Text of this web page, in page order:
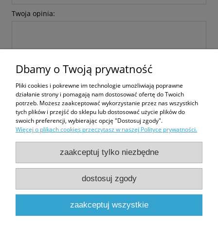
Twoja opinia:
wyślij
Zakupy
Pomoc
Moje konto
Informacje
Dbamy o Twoją prywatność
Pliki cookies i pokrewne im technologie umożliwiają poprawne
działanie strony i pomagają nam dostosować ofertę do Twoich
potrzeb. Możesz zaakceptować wykorzystanie przez nas wszystkich
tych plików i przejść do sklepu lub dostosować użycie plików do
swoich preferencji, wybierając opcję "Dostosuj zgody".
Więcej o plikach cookies przeczytasz w naszej Polityce prywatności.
zaakceptuj tylko niezbędne
dostosuj zgody
zaakceptuj wszystkie